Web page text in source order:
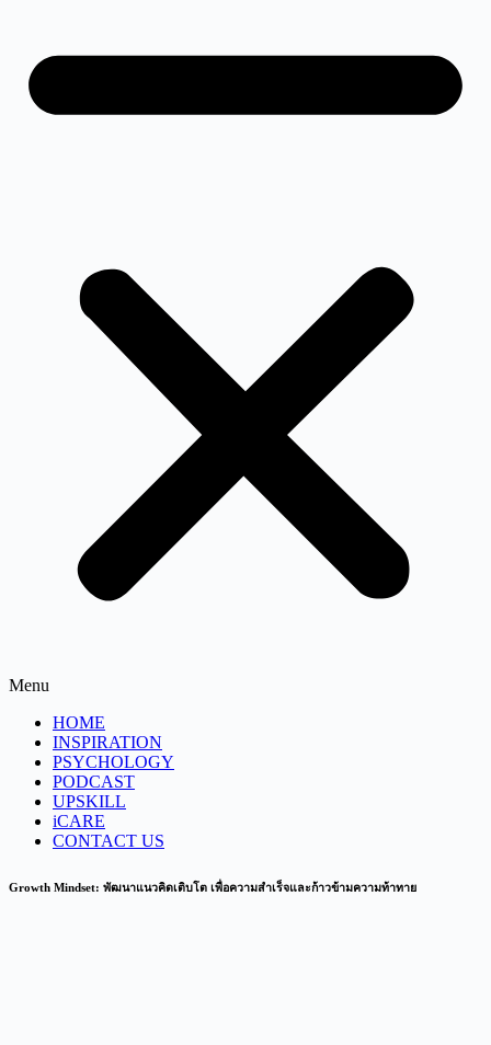
Menu
HOME
INSPIRATION
PSYCHOLOGY
PODCAST
UPSKILL
iCARE
CONTACT US
Growth Mindset: พัฒนาแนวคิดเติบโต เพื่อความสำเร็จและก้าวข้ามความท้าทาย